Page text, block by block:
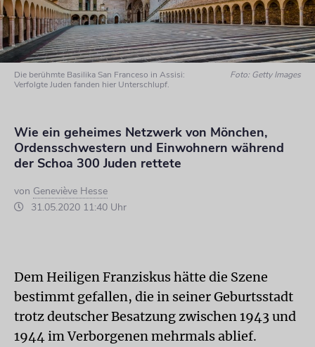
Die berühmte Basilika San Franceso in Assisi:
Verfolgte Juden fanden hier Unterschlupf.
Foto: Getty Images
Wie ein geheimes Netzwerk von Mönchen,
Ordensschwestern und Einwohnern während
der Schoa 300 Juden rettete
von Geneviève Hesse
31.05.2020 11:40 Uhr
Dem Heiligen Franziskus hätte die Szene
bestimmt gefallen, die in seiner Geburtsstadt
trotz deutscher Besatzung zwischen 1943 und
1944 im Verborgenen mehrmals ablief.